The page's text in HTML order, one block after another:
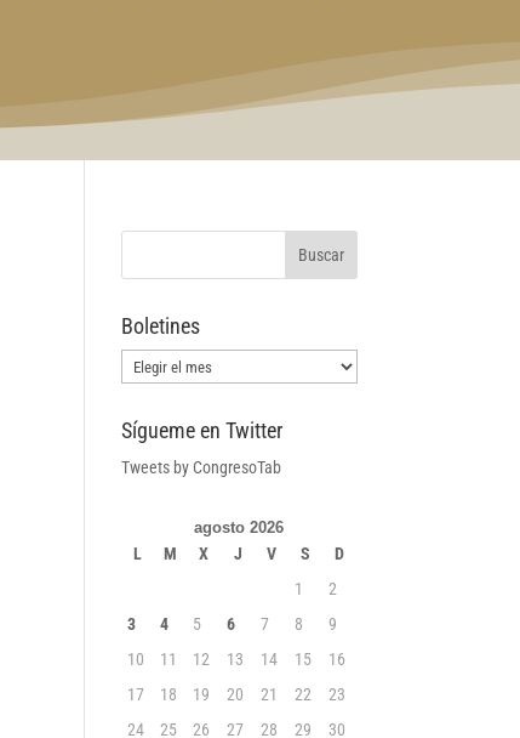
Boletines
Boletines
Sígueme en Twitter
Tweets by CongresoTab
agosto 2026
L M X J V S
D
1
2
3
4 5 6 7 8
9
10
11 12 13 14 15
16
17
18 19 20 21 22
23
24
25 26 27 28 29
30